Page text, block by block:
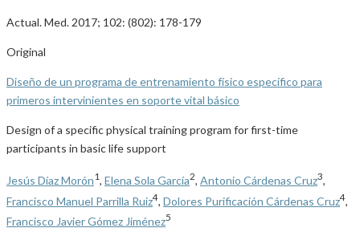
Actual. Med. 2017; 102: (802): 178-179
Original
Diseño de un programa de entrenamiento físico específico para
primeros intervinientes en soporte vital básico
Design of a specific physical training program for first-time
participants in basic life support
Jesús Díaz Morón1, Elena Sola García2, Antonio Cárdenas Cruz3,
Francisco Manuel Parrilla Ruiz4 Dolores Purificación Cárdenas Cruz4
Francisco Javier Gómez Jiménez5